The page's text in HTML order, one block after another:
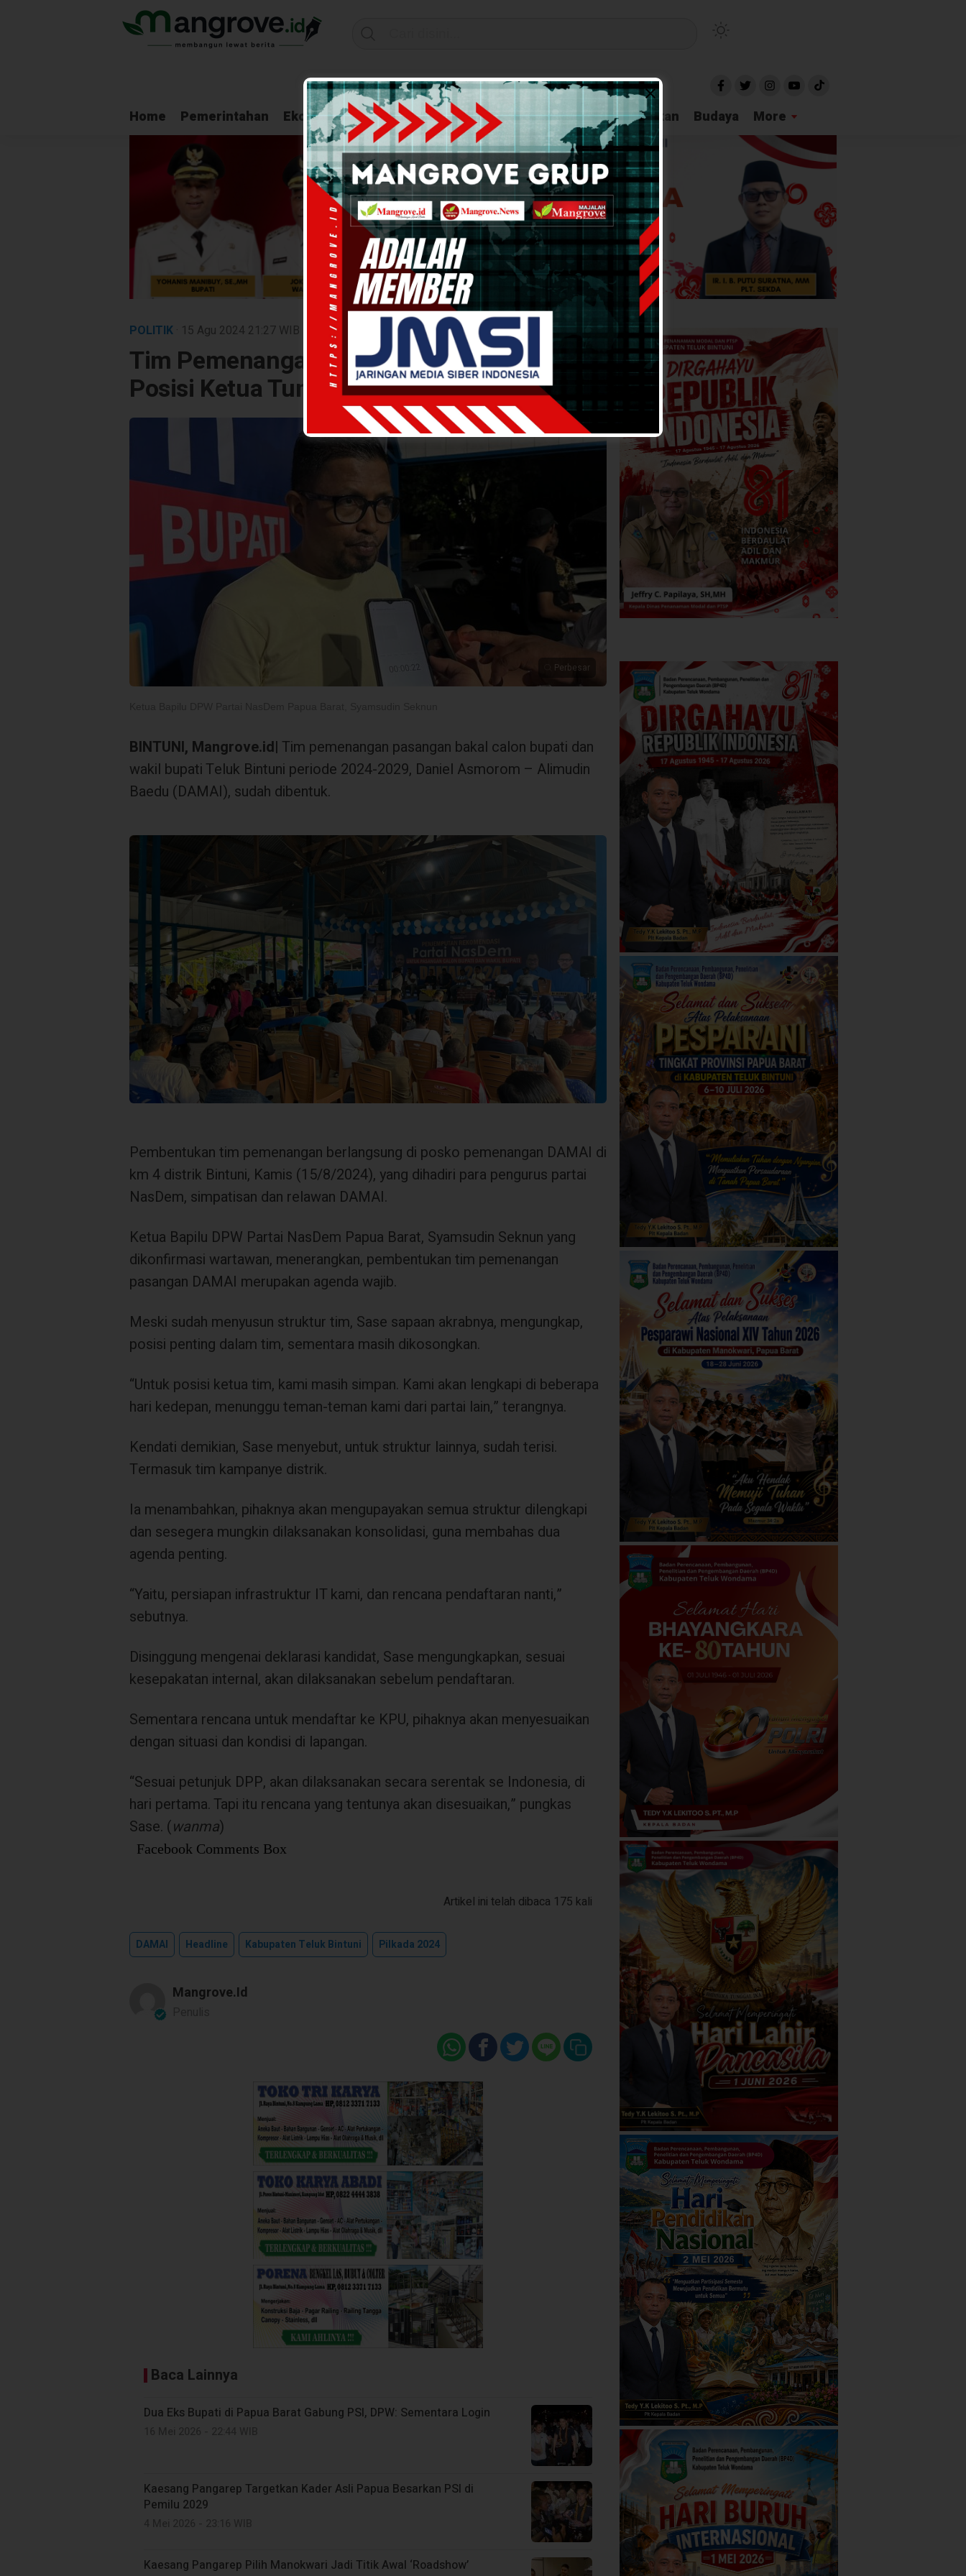
Home Pemerintahan Ekonomi & Bisnis Info Tanah Papua Kesehatan Pendidikan Budaya More
Support by
POLITIK · 15 Agu 2024 21:27 WIB kurang dari 1 menit
Tim Pemenangan DAMAI Dibentuk, Sase:
Posisi Ketua Tunggu Koalisi Partai
Perbesar
BINTUNI, Mangrove.id| Tim pemenangan pasangan bakal calon bupati dan
wakil bupati Teluk Bintuni periode 2024-2029, Daniel Asmorom – Alimudin
Baedu (DAMAI), sudah dibentuk.
Pembentukan tim pemenangan berlangsung di posko pemenangan DAMAI di
km 4 distrik Bintuni, Kamis (15/8/2024), yang dihadiri para pengurus partai
NasDem, simpatisan dan relawan DAMAI.
Ketua Bapilu DPW Partai NasDem Papua Barat, Syamsudin Seknun yang
dikonfirmasi wartawan, menerangkan, pembentukan tim pemenangan
pasangan DAMAI merupakan agenda wajib.
Meski sudah menyusun struktur tim, Sase sapaan akrabnya, mengungkap,
posisi penting dalam tim, sementara masih dikosongkan.
“Untuk posisi ketua tim, kami masih simpan. Kami akan lengkapi di beberapa
hari kedepan, menunggu teman-teman kami dari partai lain,” terangnya.
Kendati demikian, Sase menyebut, untuk struktur lainnya, sudah terisi.
Termasuk tim kampanye distrik.
Ia menambahkan, pihaknya akan mengupayakan semua struktur dilengkapi
dan sesegera mungkin dilaksanakan konsolidasi, guna membahas dua
agenda penting.
“Yaitu, persiapan infrastruktur IT kami, dan rencana pendaftaran nanti,”
sebutnya.
Disinggung mengenai deklarasi kandidat, Sase mengungkapkan, sesuai
kesepakatan internal, akan dilaksanakan sebelum pendaftaran.
Sementara rencana untuk mendaftar ke KPU, pihaknya akan menyesuaikan
dengan situasi dan kondisi di lapangan.
“Sesuai petunjuk DPP, akan dilaksanakan secara serentak se Indonesia, di
hari pertama. Tapi itu rencana yang tentunya akan disesuaikan,” pungkas
Sase. (wanma)
Facebook Comments Box
Artikel ini telah dibaca 175 kali
DAMAI Headline Kabupaten Teluk Bintuni Pilkada 2024
Mangrove.id
Baca Lainnya
Dua Eks Bupati di Papua Barat Gabung PSI, DPW: Sementara Login
Kaesang Pangarep Targetkan Kader Asli Papua Besarkan PSI di
Pemilu 2029
Kaesang Pangarep Pilih Manokwari Jadi Titik Awal ‘Roadshow’